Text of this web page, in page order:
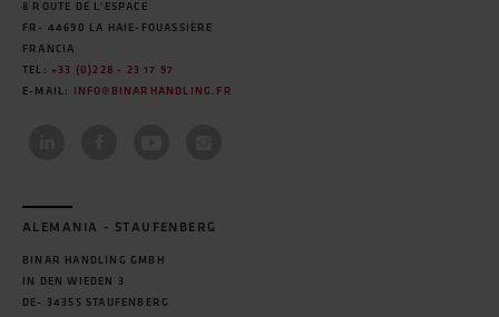
8 ROUTE DE L'ESPACE
FR- 44690 LA HAIE-FOUASSIÈRE
FRANCIA
TEL: +33 (0)228 - 23 17 97
E-MAIL:
INFO@BINARHANDLING.FR
ALEMANIA - STAUFENBERG
BINAR HANDLING GMBH
IN DEN WIEDEN 3
DE- 34355 STAUFENBERG